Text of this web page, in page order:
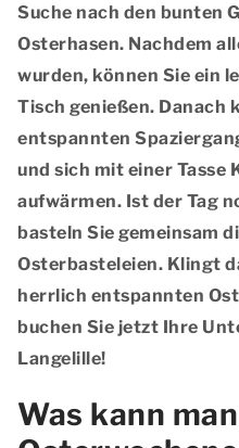
Suche nach den bunten
Osterhasen. Nachdem
wurden, können Sie ein
Tisch genießen. Danach
entspannten
und sich mit einer Tasse
aufwärmen. Ist der Tag
basteln Sie gemeinsam
Osterbasteleien. Klingt
herrlich entspannten
buchen Sie jetzt Ihre
Langelille!
Was kann